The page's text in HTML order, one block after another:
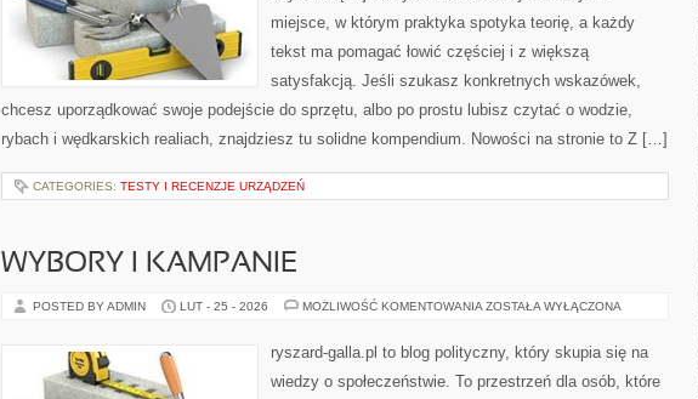
miejsce, w którym praktyka spotyka teorię, a każdy
tekst ma pomagać łowić częściej i z większą
satysfakcją. Jeśli szukasz konkretnych wskazówek,
chcesz uporządkować swoje podejście do sprzętu, albo po prostu lubisz czytać o wodzie,
rybach i wędkarskich realiach, znajdziesz tu solidne kompendium. Nowości na stronie to Z […]
CATEGORIES: TESTY I RECENZJE URZĄDZEŃ
WYBORY I KAMPANIE
POSTED BY ADMIN LUT - 25 - 2026 MOŻLIWOŚĆ KOMENTOWANIA WYBORY
ZOSTAŁA WYŁĄCZONA
ryszard-galla.pl to blog polityczny, który skupia się na
wiedzy o społeczeństwie. To przestrzeń dla osób, które